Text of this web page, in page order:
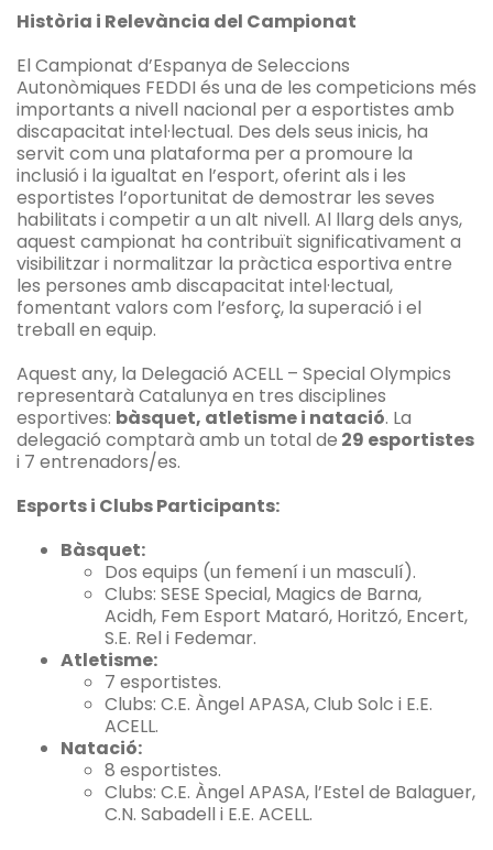
Història i Relevància del Campionat
El Campionat d’Espanya de Seleccions
Autonòmiques FEDDI és una de les competicions més
importants a nivell nacional per a esportistes amb
discapacitat intel·lectual. Des dels seus inicis, ha
servit com una plataforma per a promoure la
inclusió i la igualtat en l’esport, oferint als i les
esportistes l’oportunitat de demostrar les seves
habilitats i competir a un alt nivell. Al llarg dels anys,
aquest campionat ha contribuït significativament a
visibilitzar i normalitzar la pràctica esportiva entre
les persones amb discapacitat intel·lectual,
fomentant valors com l’esforç, la superació i el
treball en equip.
Aquest any, la Delegació ACELL – Special Olympics
representarà Catalunya en tres disciplines
esportives: bàsquet, atletisme i natació. La
delegació comptarà amb un total de 29 esportistes
i 7 entrenadors/es.
Esports i Clubs Participants:
Bàsquet:
Dos equips (un femení i un masculí).
Clubs: SESE Special, Magics de Barna,
Acidh, Fem Esport Mataró, Horitzó, Encert,
S.E. Rel i Fedemar.
Atletisme:
7 esportistes.
Clubs: C.E. Àngel APASA, Club Solc i E.E.
ACELL.
Natació:
8 esportistes.
Clubs: C.E. Àngel APASA, l’Estel de Balaguer,
C.N. Sabadell i E.E. ACELL.